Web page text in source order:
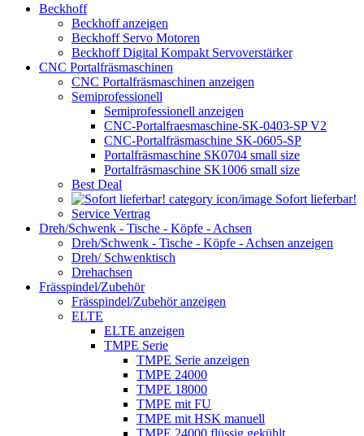
Beckhoff
Beckhoff anzeigen
Beckhoff Servo Motoren
Beckhoff Digital Kompakt Servoverstärker
CNC Portalfräsmaschinen
CNC Portalfräsmaschinen anzeigen
Semiprofessionell
Semiprofessionell anzeigen
CNC-Portalfraesmaschine-SK-0403-SP V2
CNC-Portalfräsmaschine SK-0605-SP
Portalfräsmaschine SK0704 small size
Portalfräsmaschine SK1006 small size
Best Deal
Sofort lieferbar!
Service Vertrag
Dreh/Schwenk - Tische - Köpfe - Achsen
Dreh/Schwenk - Tische - Köpfe - Achsen anzeigen
Dreh/ Schwenktisch
Drehachsen
Frässpindel/Zubehör
Frässpindel/Zubehör anzeigen
ELTE
ELTE anzeigen
TMPE Serie
TMPE Serie anzeigen
TMPE 24000
TMPE 18000
TMPE mit FU
TMPE mit HSK manuell
TMPE 24000 flüssig gekühlt